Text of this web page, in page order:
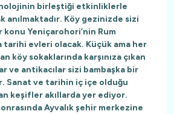
birleştiği etkinliklerle
anılmaktadır. Köy gezinizde sizi
konu Yeniçarohori’nin Rum
tarihi evleri olacak. Küçük ama her
köy sokaklarında karşınıza çıkan
ve antikacılar sizi bambaşka bir
Sanat ve tarihin iç içe olduğu
keşifler akıllarda yer ediyor.
Ayvalık şehir merkezine